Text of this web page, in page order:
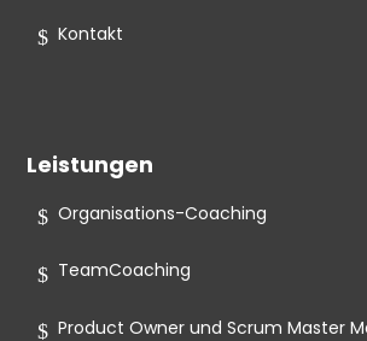
Kontakt
Leistungen
Organisations-Coaching
TeamCoaching
Product Owner und Scrum Master